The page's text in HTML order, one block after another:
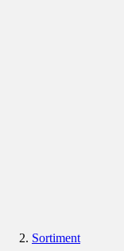
Sortiment